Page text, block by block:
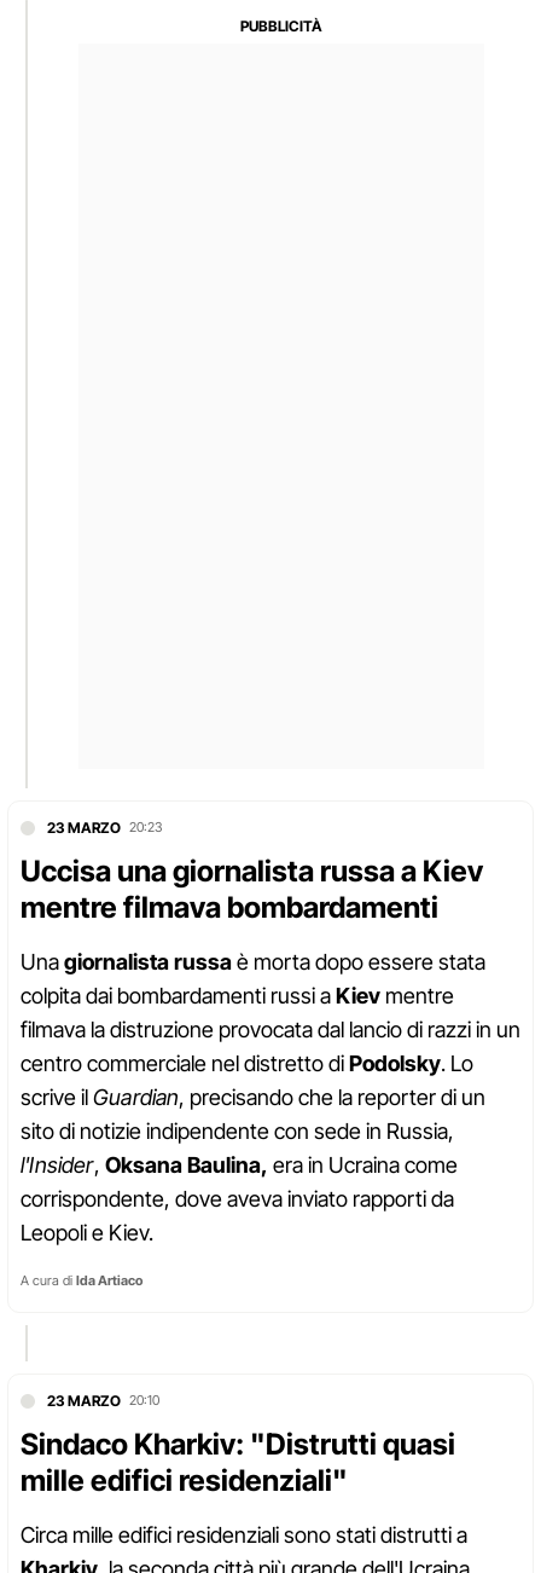
23 MARZO 20:23
Uccisa una giornalista russa a Kiev
mentre filmava bombardamenti
Unagiornalista russaè morta dopo essere stata
colpita dai bombardamenti russi aKiev mentre
filmava la distruzione provocata dal lancio di razzi in un
centro commerciale nel distretto diPodolsky. Lo
scrive ilGuardian, precisando che la reporter di un
sito di notizie indipendente con sede in Russia,
l'Insider, Oksana Baulina, era in Ucraina come
corrispondente, dove aveva inviato rapporti da
Leopoli e Kiev.
A cura di Ida Artiaco
23 MARZO 20:10
Sindaco Kharkiv: "Distrutti quasi
mille edifici residenziali"
Circa mille edifici residenziali sono stati distrutti a